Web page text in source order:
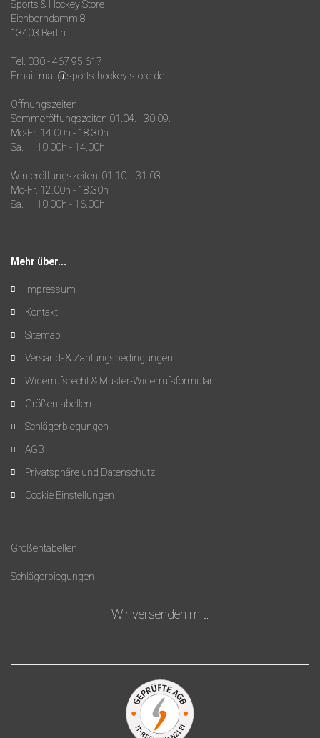
Sports & Hockey Store
Eichborndamm 8
13403 Berlin
Tel. 030 - 467 95 617
Email: mail@sports-hockey-store.de
Öffnungszeiten
Sommeröffungszeiten 01.04. - 30.09.
Mo-Fr. 14.00h - 18.30h
Sa. 10.00h - 14.00h
Winteröffungszeiten: 01.10. - 31.03.
Mo-Fr. 12.00h - 18.30h
Sa. 10.00h - 16.00h
Mehr über...
Impressum
Kontakt
Sitemap
Versand- & Zahlungsbedingungen
Widerrufsrecht & Muster-Widerrufsformular
Größentabellen
Schlägerbiegungen
AGB
Privatsphäre und Datenschutz
Cookie Einstellungen
Größentabellen
Schlägerbiegungen
Wir versenden mit: